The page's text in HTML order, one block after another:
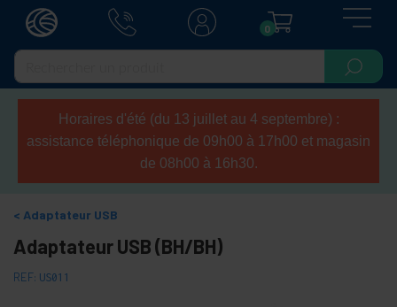
0
Horaires d'été (du 13 juillet au 4 septembre) :
assistance téléphonique de 09h00 à 17h00 et magasin
de 08h00 à 16h30.
Adaptateur USB
Adaptateur USB (BH/BH)
REF: US011